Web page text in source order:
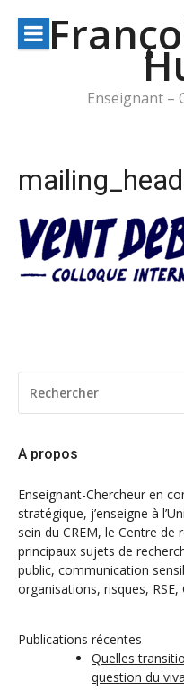
contenu
Enseignant –
POUR
:
A propos
Enseignant-Chercheur en
stratégique, j’enseigne à
sein du CREM, le Centre
principaux sujets de
public, communication
organisations, risques,
Publications récentes
Quelles
question du